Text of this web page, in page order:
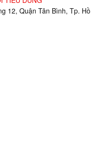
12, Quận Tân Bình, Tp. Hồ